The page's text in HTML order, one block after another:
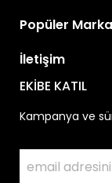
Popüler
İletişim
EKİBE KATIL
Kampanya ve